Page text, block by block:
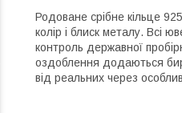
Родоване срібне кільце
колір і блиск металу. Всі
контроль державної
оздоблення додаються
від реальних через